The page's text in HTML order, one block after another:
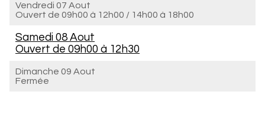
Vendredi 07 Aout
Ouvert de 09h00 à 12h00 / 14h00 à 18h00
Samedi 08 Aout
Ouvert de 09h00 à 12h30
Dimanche 09 Aout
Fermée